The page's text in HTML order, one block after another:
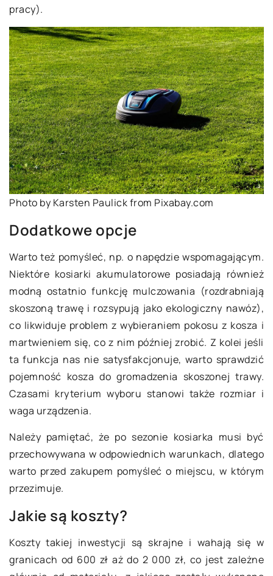
pracy).
Photo by Karsten Paulick from Pixabay.com
Dodatkowe opcje
Warto też pomyśleć, np. o napędzie wspomagającym.
Niektóre kosiarki akumulatorowe posiadają również
modną ostatnio funkcję mulczowania (rozdrabniają
skoszoną trawę i rozsypują jako ekologiczny nawóz),
co likwiduje problem z wybieraniem pokosu z kosza i
martwieniem się, co z nim później zrobić. Z kolei jeśli
ta funkcja nas nie satysfakcjonuje, warto sprawdzić
pojemność kosza do gromadzenia skoszonej trawy.
Czasami kryterium wyboru stanowi także rozmiar i
waga urządzenia.
Należy pamiętać, że po sezonie kosiarka musi być
przechowywana w odpowiednich warunkach, dlatego
warto przed zakupem pomyśleć o miejscu, w którym
przezimuje.
Jakie są koszty?
Koszty takiej inwestycji są skrajne i wahają się w
granicach od 600 zł aż do 2 000 zł, co jest zależne